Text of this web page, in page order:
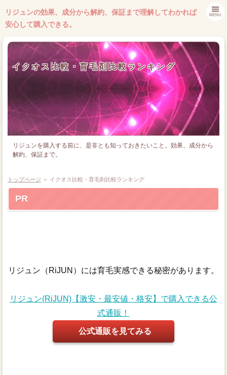
リジュンの効果、成分から解約、保証まで理解してわかれば
安心して購入できる。
イクオス比較・育毛剤比較ランキング
リジュンを購入する前に、是非とも知っておきたいこと。効果、成分から
解約、保証まで。
MENU
トップページ ＞ イクオス比較・育毛剤比較ランキング
PR
リジュン（RiJUN）には育毛実感できる秘密があります。
リジュン(RiJUN)【激安・最安値・格安】で購入できる公
式通販！
公式通販を見てみる